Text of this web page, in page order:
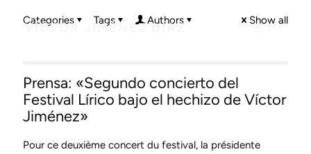
VÍCTOR JIMÉNEZ DÍAZ
Categories Tags Authors Show all
Prensa: «Segundo concierto del
Festival Lírico bajo el hechizo de Víctor
Jiménez»
Pour ce deuxième concert du festival, la présidente